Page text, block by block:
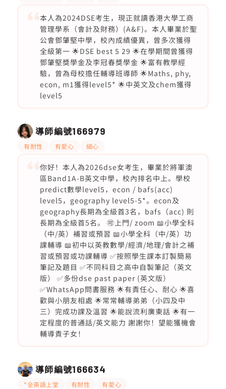
本人為2024DSE考生，現正就讀香港大學工商
管理學系（會計及財務）(A&F)。本人畢業於聖
公會鄧肇堅中學，校內成績優異，曾多次獲得
全級第一 🌟DSE best 5 29 🌟在學期間曾獲得
鄧肇堅獎學金及李冠春獎學金 🌟富有教學經
驗，曾為母校擔任輔導班導師 🌟Maths, phy,
econ, m1獲得level5* 🌟中英文及chem獲得
level5
導師編號166979
有耐性 有愛心 細心
你好！本人為2026dse女考生，畢業於將軍澳
區Band1A-B英文中學，校內排名中上。學校
predict數學level5，econ / bafs(acc)
level5，geography level5-5*。econ及
geography長期為全級首3名，bafs（acc) 則
長期為全級首5名。 🉑上門/ zoom 📖小學全科
（中/英）補習或預習 📖小學全科（中/英）功
課輔導 📖初中以英教數學/經濟/地理/會計之補
習或預習或功課輔導 ✅按照學生課本訂製簡易
筆記及題目 ✅不同科目之高中自製筆記（英文
版） ✅多份dse past paper (英文版）
✅WhatsApp問書服務 🌟有責任心、耐心 🌟喜
歡與小朋友相處 🌟常常輔導弟弟（小四及中
三）完成功課及溫習 🌟能說流利廣東話 🌟有一
定程度的普通話/英文能力 謝謝你！望能獲機會
輔導貴子女！
導師編號166634
*全英語上堂 有耐性 有愛心